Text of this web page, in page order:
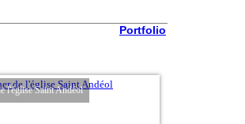
Portfolio
l'église Saint Andéol